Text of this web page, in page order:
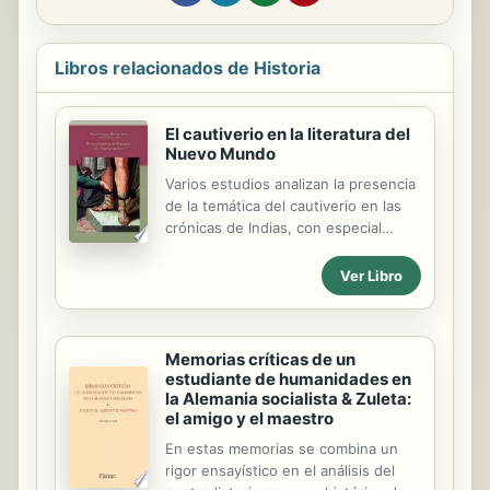
Libros relacionados de Historia
El cautiverio en la literatura del
Nuevo Mundo
Varios estudios analizan la presencia
de la temática del cautiverio en las
crónicas de Indias, con especial
representativa como el "Cautiverio
feliz" de Núñez de Pineda y
Bascuñán.
Ver Libro
Memorias críticas de un
estudiante de humanidades en
la Alemania socialista & Zuleta:
el amigo y el maestro
En estas memorias se combina un
rigor ensayístico en el análisis del